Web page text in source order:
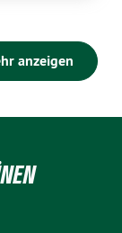
anzeigen